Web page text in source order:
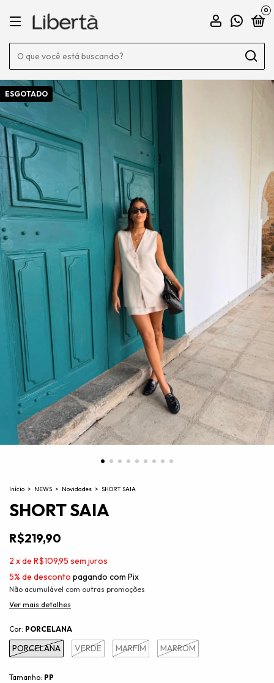
0
ESGOTADO
Início > NEWS > Novidades > SHORT SAIA
SHORT SAIA
R$219,90
2 xde R$109,95 sem juros
5% de desconto pagando com Pix
Não acumulável com outras promoções
Ver mais detalhes
Cor: PORCELANA
PORCELANA VERDE MARFIM MARROM
Tamanho: PP